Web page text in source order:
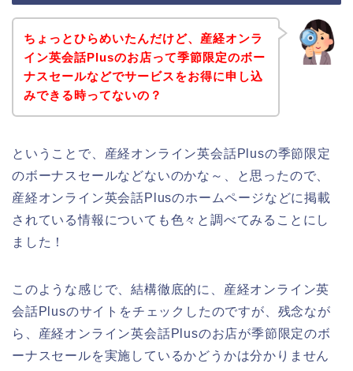
ちょっとひらめいたんだけど、産経オンラ
イン英会話Plusのお店って季節限定のボー
ナスセールなどでサービスをお得に申し込
みできる時ってないの？
ということで、産経オンライン英会話Plusの季節限定
のボーナスセールなどないのかな～、と思ったので、
産経オンライン英会話Plusのホームページなどに掲載
されている情報についても色々と調べてみることにし
ました！
このような感じで、結構徹底的に、産経オンライン英
会話Plusのサイトをチェックしたのですが、残念なが
ら、産経オンライン英会話Plusのお店が季節限定のボ
ーナスセールを実施しているかどうかは分かりません